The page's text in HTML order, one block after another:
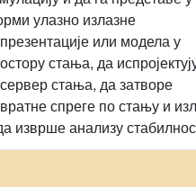
улазно излазне
или модела у
стања, да
стања, да затворе
спреге по стању и
изврше анализу